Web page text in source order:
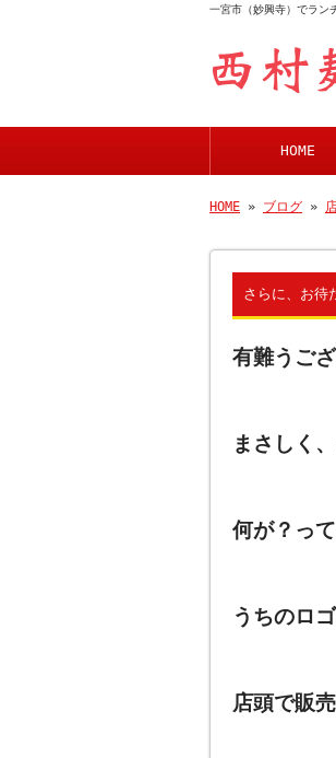
一宮市（妙興寺）でラン
HOME
HOME » ブログ »
さらに、お待
有難うご
まさしく
何が？っ
うちのロ
店頭で販